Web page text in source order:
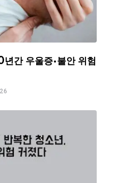
간 우울증·불안 위험